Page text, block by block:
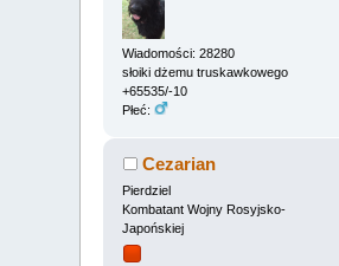
Wiadomości: 28280
słoiki dżemu truskawkowego
+65535/-10
Płeć:
Cezarian
Pierdziel
Kombatant Wojny Rosyjsko-
Japońskiej